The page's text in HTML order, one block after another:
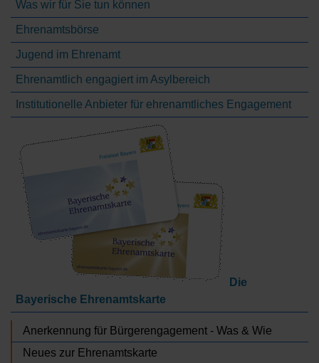
Was wir für Sie tun können
Ehrenamtsbörse
Jugend im Ehrenamt
Ehrenamtlich engagiert im Asylbereich
Institutionelle Anbieter für ehrenamtliches Engagement
Die
Bayerische Ehrenamtskarte
Anerkennung für Bürgerengagement - Was & Wie
Neues zur Ehrenamtskarte